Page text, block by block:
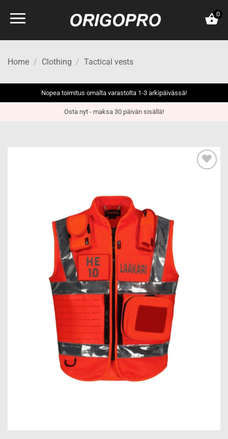
0
Home / Clothing / Tactical vests
Nopea toimitus omalta varastolta 1-3 arkipäivässä!
Osta nyt - maksa 30 päivän sisällä!